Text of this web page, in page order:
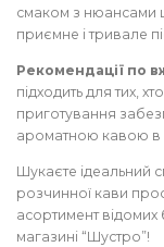
смаком з нюансами
приємне і тривале
Рекомендації по
підходить для тих,
приготування
ароматною кавою в
Шукаєте ідеальний
розчинної кави
асортимент відомих
магазині “Шустро”!